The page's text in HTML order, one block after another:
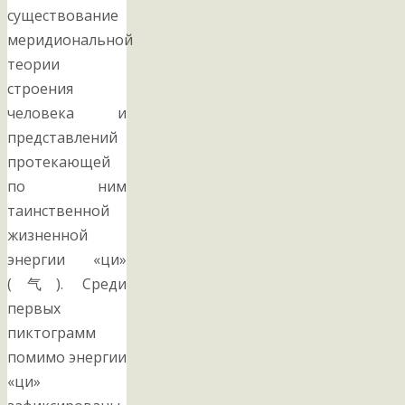
существование
меридиональной
теории
строения
человека и
представлений
протекающей
по ним
таинственной
жизненной
энергии «ци»
(气). Среди
первых
пиктограмм
помимо энергии
«ци»